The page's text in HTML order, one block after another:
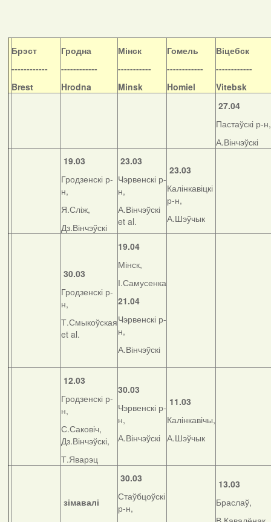
Брэст
------------
Brest
Гродна
------------
Hrodna
Мінск
-----------
Minsk
Гомель
------------
Homiel
Віцебск
------------
Vitebsk
27.04
Пастаўскі р-н,
А.Вінчэўскі
19.03
Гродзенскі р-
н,
Я.Сліж,
Дз.Вінчэўскі
23.03
Чэрвенскі р-
н,
А.Вінчэўскі
et al.
23.03
Калінкавіцкі
р-н,
А.Шэўчык
30.03
Гродзенскі р-
н,
Т.Смыкоўская
et al.
19.04
Мінск,
І.Самусенка
21.04
Чэрвенскі р-
н,
А.Вінчэўскі
12.03
Гродзенскі р-
н,
С.Саковіч,
Дз.Вінчэўскі,
Т.Яварэц
30.03
Чэрвенскі р-
н,
А.Вінчэўскі
11.03
Калінкавічы,
А.Шэўчык
зімавалі
30.03
Стаўбцоўскі
р-н,
13.03
Браслаў,